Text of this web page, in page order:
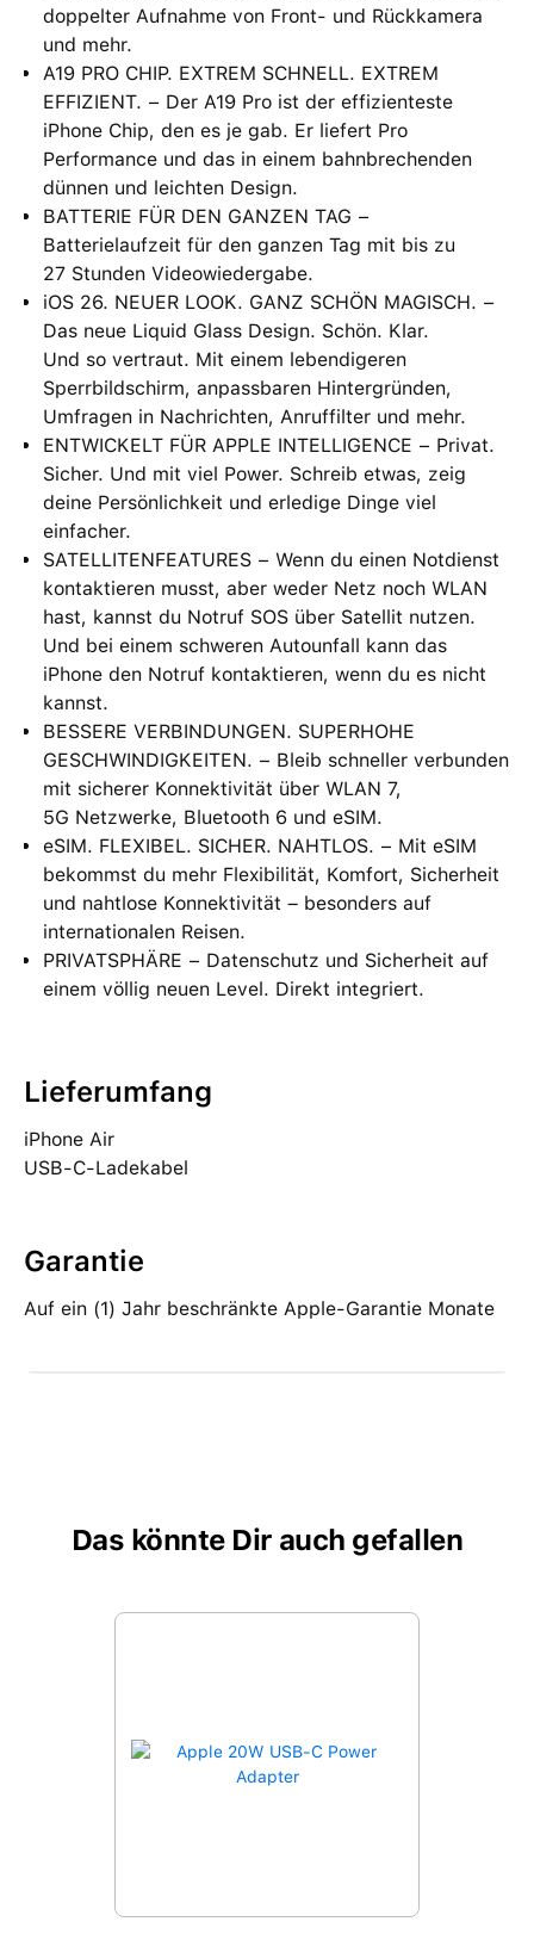
doppelter Aufnahme von Front- und Rückkamera
und mehr.
A19 PRO CHIP. EXTREM SCHNELL. EXTREM
EFFIZIENT. − Der A19 Pro ist der effizienteste
iPhone Chip, den es je gab. Er liefert Pro
Performance und das in einem bahnbrechenden
dünnen und leichten Design.
BATTERIE FÜR DEN GANZEN TAG −
Batterielaufzeit für den ganzen Tag mit bis zu
27 Stunden Videowiedergabe.
iOS 26. NEUER LOOK. GANZ SCHÖN MAGISCH. −
Das neue Liquid Glass Design. Schön. Klar.
Und so vertraut. Mit einem lebendigeren
Sperrbildschirm, anpassbaren Hintergründen,
Umfragen in Nachrichten, Anruffilter und mehr.
ENTWICKELT FÜR APPLE INTELLIGENCE − Privat.
Sicher. Und mit viel Power. Schreib etwas, zeig
deine Persönlichkeit und erledige Dinge viel
einfacher.
SATELLITENFEATURES − Wenn du einen Notdienst
kontaktieren musst, aber weder Netz noch WLAN
hast, kannst du Notruf SOS über Satellit nutzen.
Und bei einem schweren Autounfall kann das
iPhone den Notruf kontaktieren, wenn du es nicht
kannst.
BESSERE VERBINDUNGEN. SUPERHOHE
GESCHWINDIGKEITEN. − Bleib schneller verbunden
mit sicherer Konnektivität über WLAN 7,
5G Netzwerke, Bluetooth 6 und eSIM.
eSIM. FLEXIBEL. SICHER. NAHTLOS. − Mit eSIM
bekommst du mehr Flexibilität, Komfort, Sicherheit
und nahtlose Konnektivität – besonders auf
internationalen Reisen.
PRIVATSPHÄRE − Datenschutz und Sicherheit auf
einem völlig neuen Level. Direkt integriert.
Lieferumfang
iPhone Air
USB-C-Ladekabel
Garantie
Auf ein (1) Jahr beschränkte Apple-Garantie Monate
Das könnte Dir auch gefallen
Produktgalerie überspringen